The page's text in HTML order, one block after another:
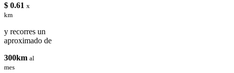
$ 0.61 x
km
y recorres un
aproximado de
300km al
mes